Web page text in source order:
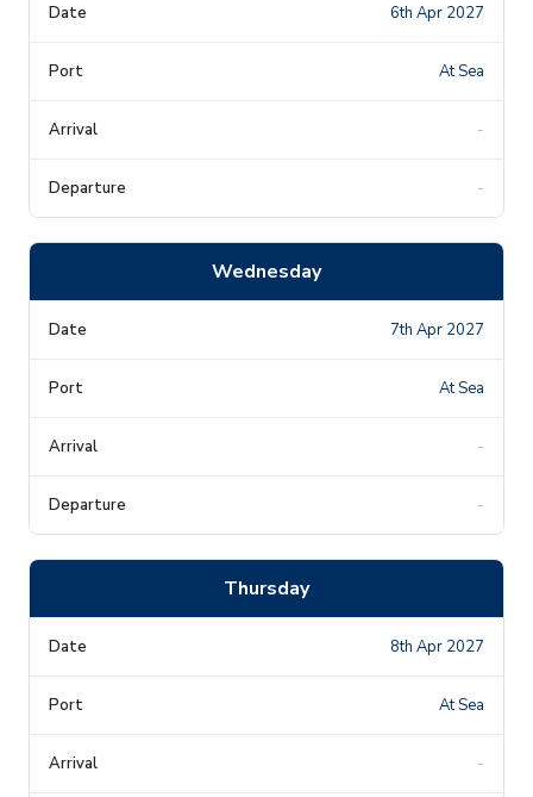
6th Apr 2027
At Sea
-
-
Wednesday
7th Apr 2027
At Sea
-
-
Thursday
8th Apr 2027
At Sea
-